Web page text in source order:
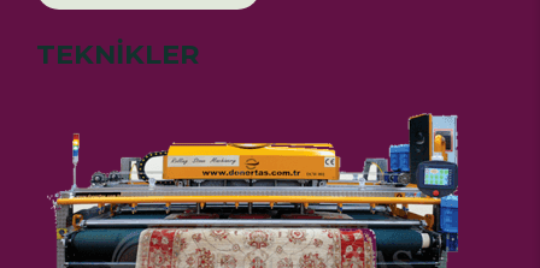
TEKNİKLER